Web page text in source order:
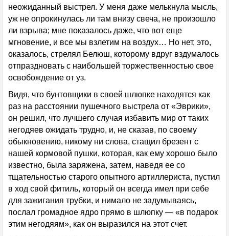
неожиданный выстрел. У меня даже мелькнула мысль,
уж не опрокинулась ли там внизу свеча, не произошло
ли взрыва; мне показалось даже, что вот еще
мгновение, и все мы взлетим на воздух… Но нет, это,
оказалось, стрелял Белюш, которому вдруг вздумалось
отпраздновать с наибольшей торжественностью свое
освобождение от уз.
Видя, что бунтовщики в своей шлюпке находятся как
раз на расстоянии пушечного выстрела от «Эврики»,
он решил, что лучшего случая избавить мир от таких
негодяев ожидать трудно, и, не сказав, по своему
обыкновению, никому ни слова, стащил брезент с
нашей кормовой пушки, которая, как ему хорошо было
известно, была заряжена, затем, наведя ее со
тщательностью старого опытного артиллериста, пустил
в ход свой фитиль, который он всегда имел при себе
для зажигания трубки, и нимало не задумываясь,
послал громадное ядро прямо в шлюпку — «в подарок
этим негодяям», как он выразился на этот счет.